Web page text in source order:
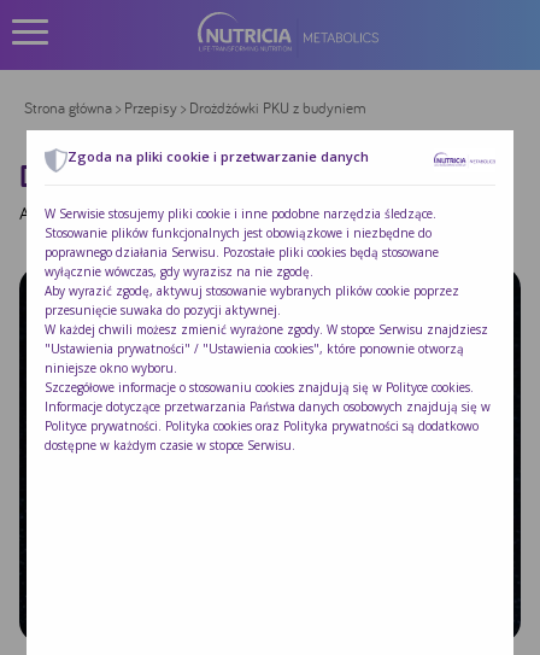
Strona główna> Przepisy> Drożdżówki PKU z budyniem
DROŻDŻÓWKI PKU Z BUDYNIEM
Autor:|Opublikowano:2015-09-05
Zgoda na pliki cookie i przetwarzanie danych
W Serwisie stosujemy pliki cookie i inne podobne narzędzia śledzące.
Stosowanie plików funkcjonalnych jest obowiązkowe i niezbędne do
poprawnego działania Serwisu. Pozostałe pliki cookies będą stosowane
wyłącznie wówczas, gdy wyrazisz na nie zgodę.
Aby wyrazić zgodę, aktywuj stosowanie wybranych plików cookie poprzez
przesunięcie suwaka do pozycji aktywnej.
W każdej chwili możesz zmienić wyrażone zgody. W stopce Serwisu znajdziesz
"Ustawienia prywatności" / "Ustawienia cookies", które ponownie otworzą
niniejsze okno wyboru.
Szczegółowe informacje o stosowaniu cookies znajdują się w Polityce cookies
Informacje dotyczące przetwarzania Państwa danych osobowych znajdują się w
Polityce prywatności . Polityka cookies oraz Polityka prywatności są dodatkowo
dostępne w każdym czasie w stopce Serwisu.